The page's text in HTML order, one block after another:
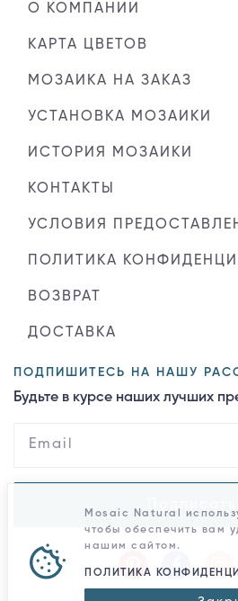
О КОМПАНИИ
КАРТА ЦВЕТОВ
МОЗАИКА НА ЗАКАЗ
УСТАНОВКА МОЗАИКИ
ИСТОРИЯ МОЗАИКИ
КОНТАКТЫ
УСЛОВИЯ
ПОЛИТИКА
ВОЗВРАТ
ДОСТАВКА
ПОДПИШИТЕСЬ НА НАШУ
Будьте в курсе наших лучших
Mosaic Natural
чтобы обеспечить вам
нашим сайтом.
ПОЛИТИКА